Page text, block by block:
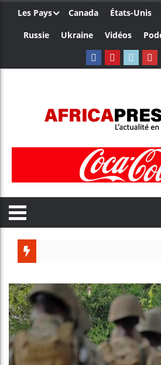
Les Pays Canada États-Unis
Russie
Ukraine Vidéos